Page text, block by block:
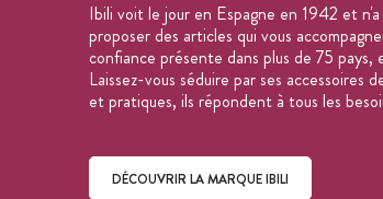
Ibili voit le jour en Espagne en 1942 et
proposer des articles qui vous
confiance présente dans plus de 75 pays,
Laissez-vous séduire par ses accessoires
et pratiques, ils répondent à tous les
DÉCOUVRIR LA MARQUE IBILI